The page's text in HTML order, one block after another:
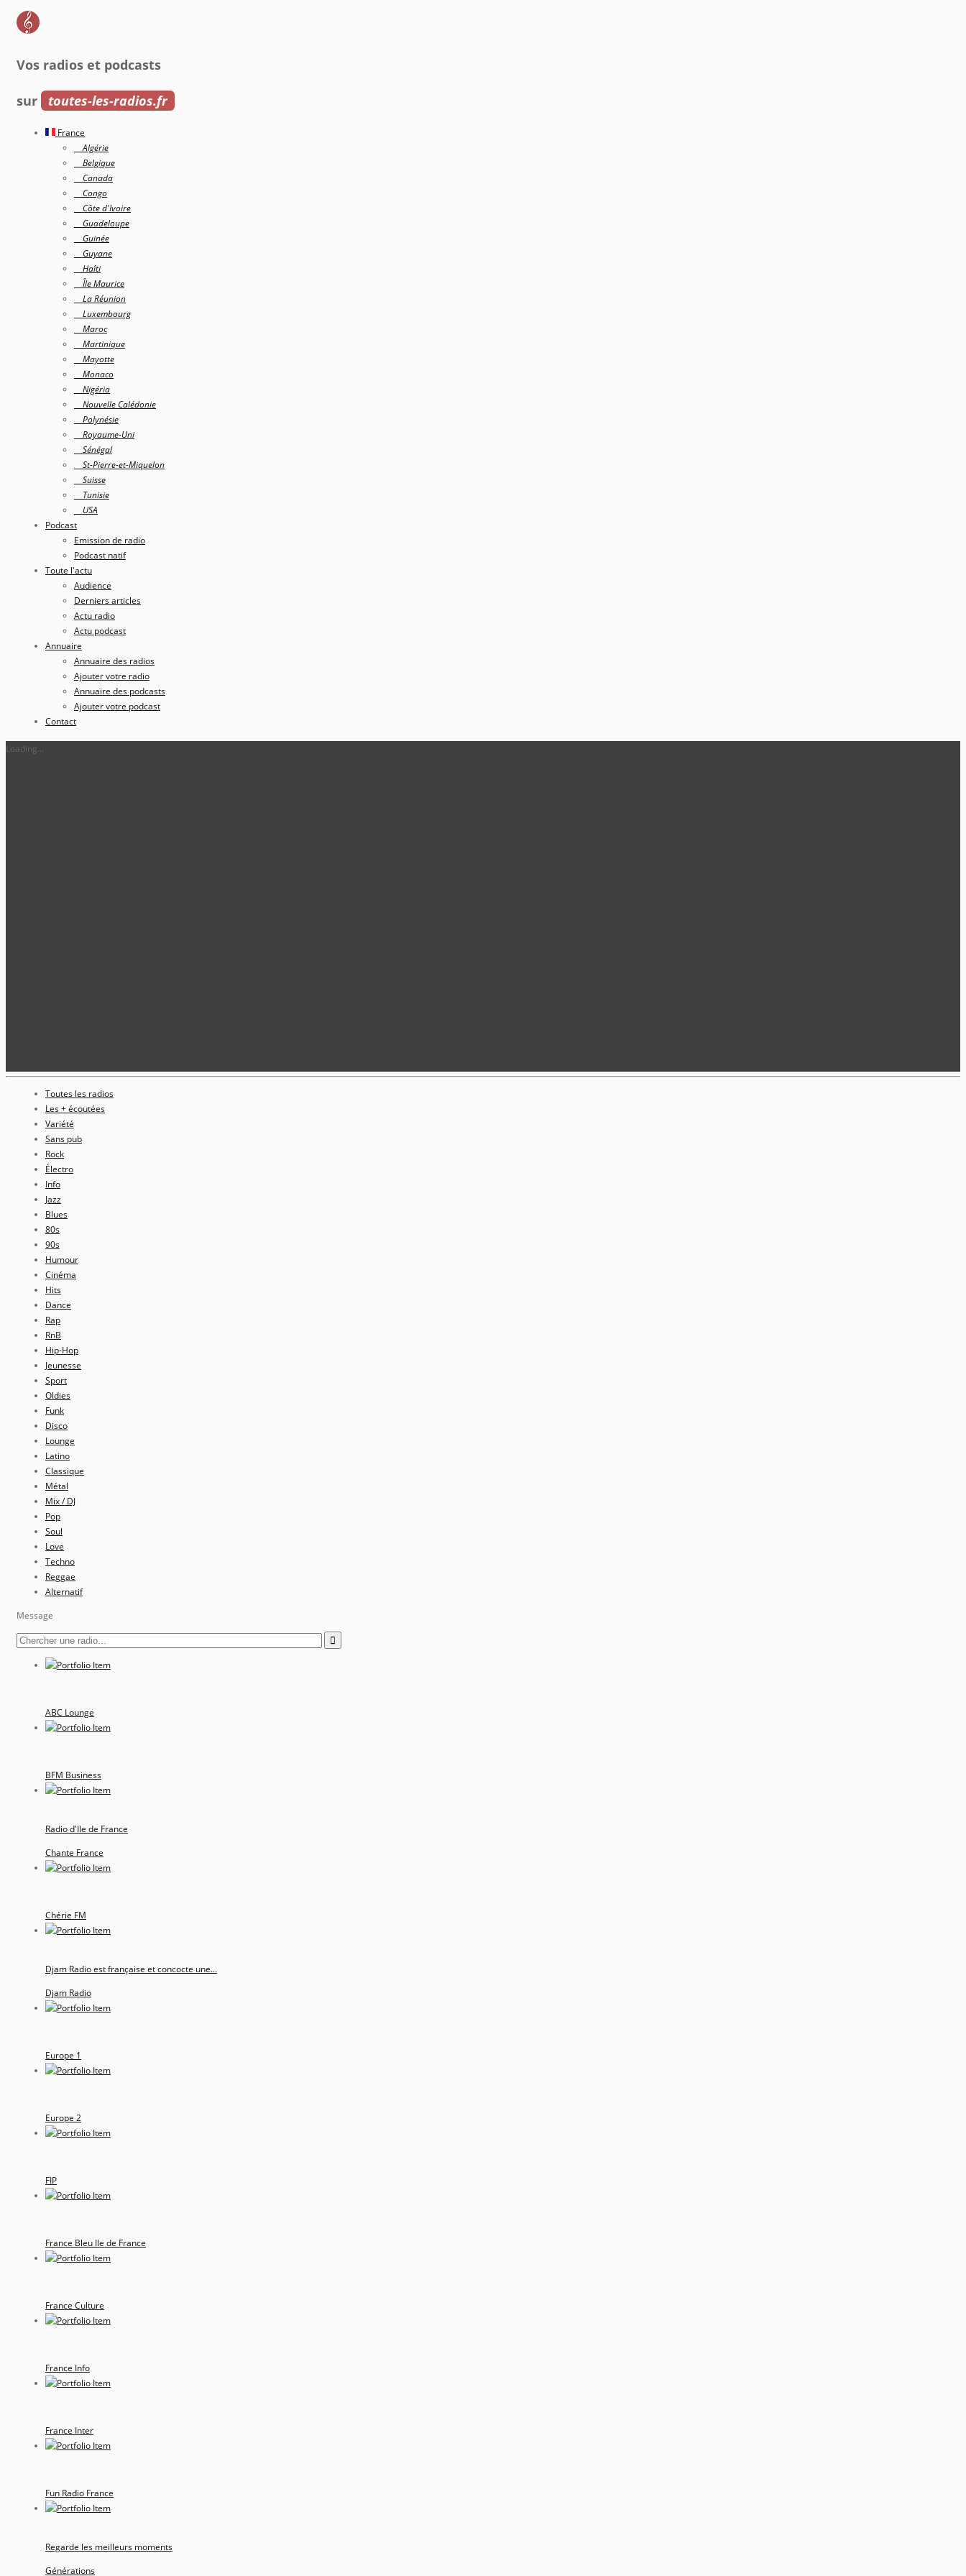
Vos radios et podcasts
sur toutes-les-radios.fr
France
Algérie
Belgique
Canada
Congo
Côte d'Ivoire
Guadeloupe
Guinée
Guyane
Haîti
Île Maurice
La Réunion
Luxembourg
Maroc
Martinique
Mayotte
Monaco
Nigéria
Nouvelle Calédonie
Polynésie
Royaume-Uni
Sénégal
St-Pierre-et-Miquelon
Suisse
Tunisie
USA
Podcast
Emission de radio
Podcast natif
Toute l'actu
Audience
Derniers articles
Actu radio
Actu podcast
Annuaire
Annuaire des radios
Ajouter votre radio
Annuaire des podcasts
Ajouter votre podcast
Contact
Loading...
Toutes les radios
Les + écoutées
Variété
Sans pub
Rock
Électro
Info
Jazz
Blues
80s
90s
Humour
Cinéma
Hits
Dance
Rap
RnB
Hip-Hop
Jeunesse
Sport
Oldies
Funk
Disco
Lounge
Latino
Classique
Métal
Mix / DJ
Pop
Soul
Love
Techno
Reggae
Alternatif
Message
ABC Lounge
BFM Business
Radio d'Ile de France
Chante France
Chérie FM
Djam Radio est française et concocte une...
Djam Radio
Europe 1
Europe 2
FIP
France Bleu Ile de France
France Culture
France Info
France Inter
Fun Radio France
Regarde les meilleurs moments
Générations